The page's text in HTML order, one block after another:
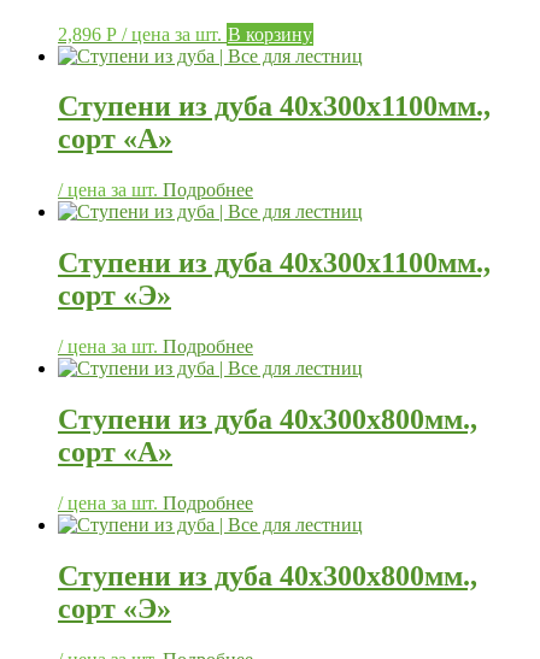
2,896 Р / цена за шт. В корзину
Ступени из дуба 40х300х1100мм.,
сорт «А»
/ цена за шт. Подробнее
Ступени из дуба 40х300х1100мм.,
сорт «Э»
/ цена за шт. Подробнее
Ступени из дуба 40х300х800мм.,
сорт «А»
/ цена за шт. Подробнее
Ступени из дуба 40х300х800мм.,
сорт «Э»